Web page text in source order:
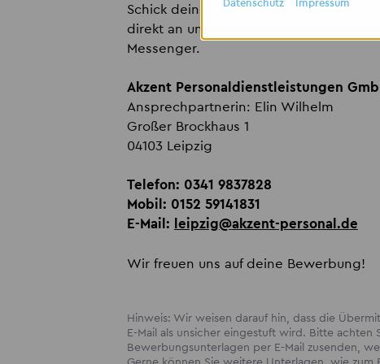
Schick deine Bewerbung anleipzig
direkt an unter
Messenger.
Akzent Personaldienstleistungen
Ansprechpartnerin: Elin Wilhelm
Großer Brockhaus 1
04103 Leipzig
Telefon: 0341 9837828
Mobil: 0152 59141831
E-Mail:
leipzig@akzent-personal.de
Wir freuen uns auf deine Bewerbung!
Hinweis: Wir weisen darauf hin, dass die
E-Mail als unsicher eingestuft wird. Bitte achten
Bewerbungsunterlagen per E-Mail zusenden,
Datenschutz Impressum